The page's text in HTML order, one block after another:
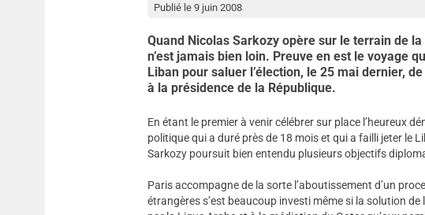
Publié le 9 juin 2008
Quand Nicolas Sarkozy opère sur le terrain de
n’est jamais bien loin. Preuve en est le voyage
Liban pour saluer l’élection, le 25 mai dernier,
à la présidence de la République.
En étant le premier à venir célébrer sur place l’heureux
politique qui a duré près de 18 mois et qui a failli jeter le
Sarkozy poursuit bien entendu plusieurs objectifs
Paris accompagne de la sorte l’aboutissement d’un
étrangères s’est beaucoup investi même si la solution